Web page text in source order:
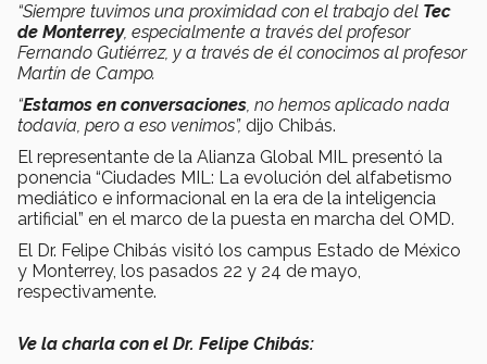
“Siempre tuvimos una proximidad con el trabajo del Tec
de Monterrey, especialmente a través del profesor
Fernando Gutiérrez, y a través de él conocimos al profesor
Martín de Campo.
“Estamos en conversaciones, no hemos aplicado nada
todavía, pero a eso venimos”, dijo Chibás.
El representante de la Alianza Global MIL presentó la
ponencia “Ciudades MIL: La evolución del alfabetismo
mediático e informacional en la era de la inteligencia
artificial” en el marco de la puesta en marcha del OMD.
El Dr. Felipe Chibás visitó los campus Estado de México
y Monterrey, los pasados 22 y 24 de mayo,
respectivamente.
Ve la charla con el Dr. Felipe Chibás: